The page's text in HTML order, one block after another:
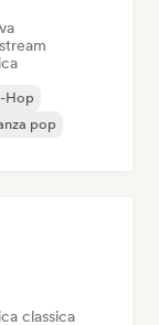
Hop
pop
classica